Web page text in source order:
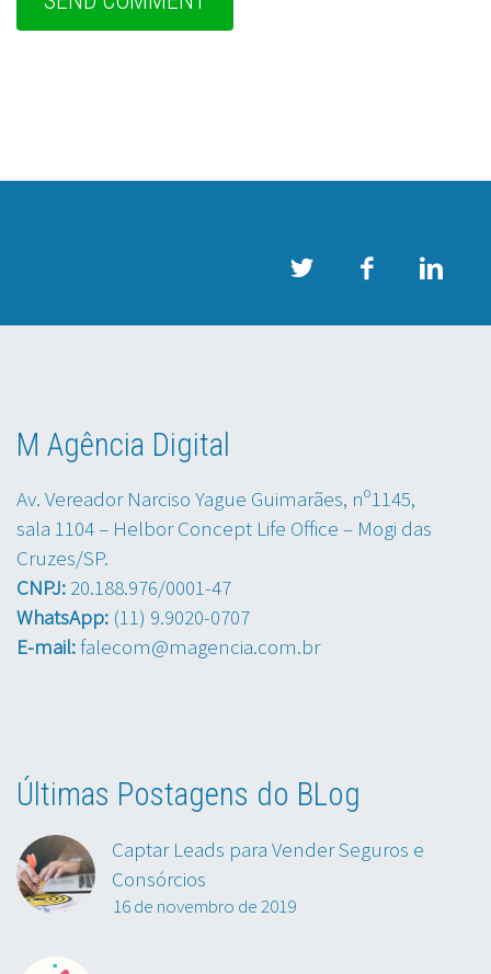
M Agência Digital
Av. Vereador Narciso Yague Guimarães, nº1145,
sala 1104 – Helbor Concept Life Office – Mogi das
Cruzes/SP.
CNPJ: 20.188.976/0001-47
WhatsApp: (11) 9.9020-0707
E-mail:falecom@magencia.com.br
Últimas Postagens do BLog
Captar Leads para Vender Seguros e
Consórcios
16 de novembro de 2019